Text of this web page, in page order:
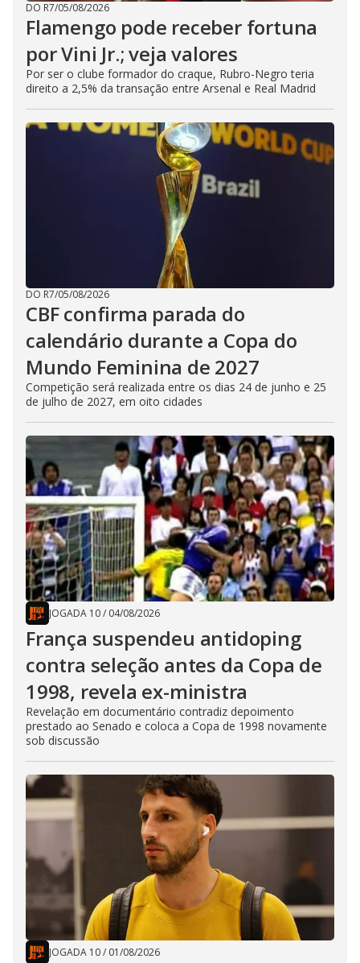
DO R7/05/08/2026
Flamengo pode receber fortuna
por Vini Jr.; veja valores
Por ser o clube formador do craque, Rubro-Negro teria
direito a 2,5% da transação entre Arsenal e Real Madrid
DO R7/05/08/2026
CBF confirma parada do
calendário durante a Copa do
Mundo Feminina de 2027
Competição será realizada entre os dias 24 de junho e 25
de julho de 2027, em oito cidades
JOGADA 10/ 04/08/2026
França suspendeu antidoping
contra seleção antes da Copa de
1998, revela ex-ministra
Revelação em documentário contradiz depoimento
prestado ao Senado e coloca a Copa de 1998 novamente
sob discussão
JOGADA 10/ 01/08/2026